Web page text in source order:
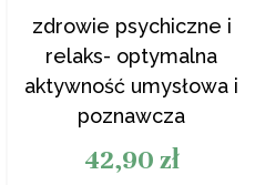
zdrowie psychiczne i
relaks- optymalna
aktywność umysłowa i
poznawcza
42,90 zł